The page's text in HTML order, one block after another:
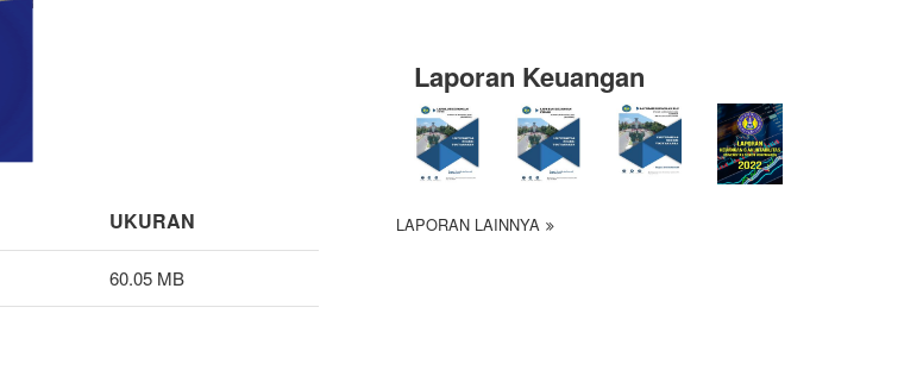
UKURAN
60.05 MB
Laporan Keuangan
LAPORAN LAINNYA